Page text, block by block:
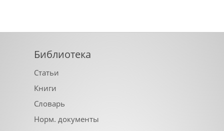
Библиотека
Статьи
Книги
Словарь
Норм. документы